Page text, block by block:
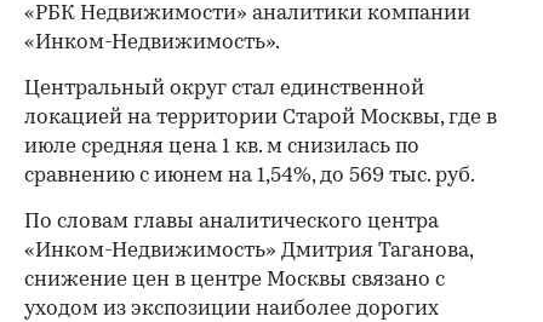
«РБК Недвижимости» аналитики компании
«Инком-Недвижимость».
Центральный округ стал единственной
локацией на территории Старой Москвы, где в
июле средняя цена 1 кв. м снизилась по
сравнению с июнем на 1,54%, до 569 тыс. руб.
По словам главы аналитического центра
«Инком-Недвижимость» Дмитрия Таганова,
снижение цен в центре Москвы связано с
уходом из экспозиции наиболее дорогих